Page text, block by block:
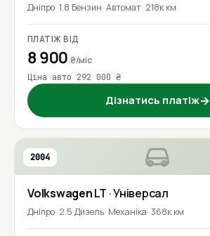
Дніпро 1.8 Бензин Автомат 218к км
ПЛАТІЖ ВІД
8 900₴/міс
Ціна авто 292 000 ₴
Дізнатись платіж→
2004
VolkswagenLT · Універсал
Дніпро 2.5 Дизель Механіка 368к км